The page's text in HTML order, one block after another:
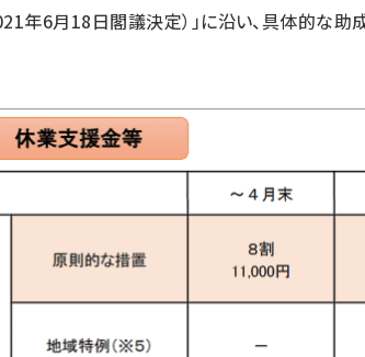
年6月18日閣議決定）」に沿い、具体的な